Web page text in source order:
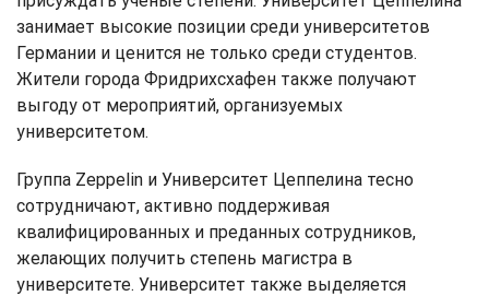
занимает высокие позиции среди университетов
Германии и ценится не только среди студентов.
Жители города Фридрихсхафен также получают
выгоду от мероприятий, организуемых
университетом.
Группа Zeppelin и Университет Цеппелина тесно
сотрудничают, активно поддерживая
квалифицированных и преданных сотрудников,
желающих получить степень магистра в
университете. Университет также выделяется